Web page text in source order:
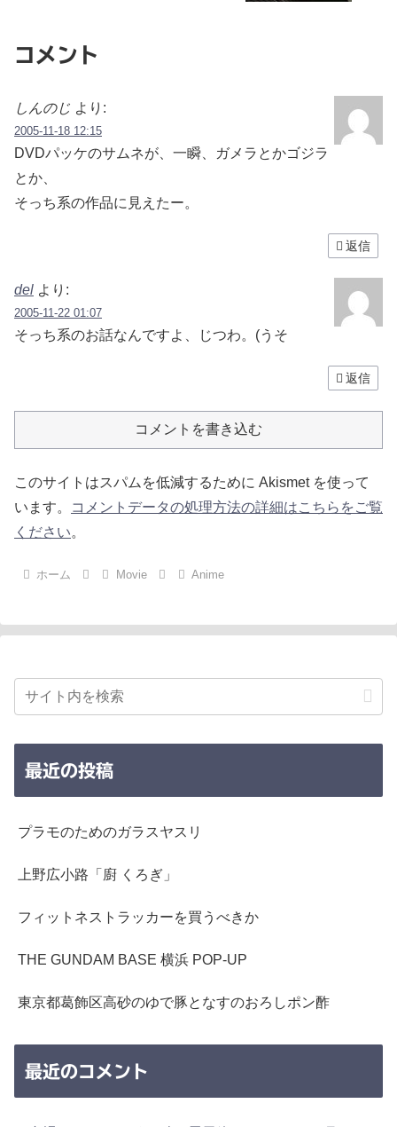
コメント
しんのじ より:
2005-11-18 12:15
DVDパッケのサムネが、一瞬、ガメラとかゴジラ
とか、
そっち系の作品に見えたー。
返信
del より:
2005-11-22 01:07
そっち系のお話なんですよ、じつわ。(うそ
返信
コメントを書き込む
このサイトはスパムを低減するために Akismet を使って
います。
コメントデータの処理方法の詳細はこちらをご覧
ください。
ホーム Movie Anime
最近の投稿
プラモのためのガラスヤスリ
上野広小路「廚 くろぎ」
フィットネストラッカーを買うべきか
THE GUNDAM BASE 横浜 POP-UP
東京都葛飾区高砂のゆで豚となすのおろしポン酢
最近のコメント